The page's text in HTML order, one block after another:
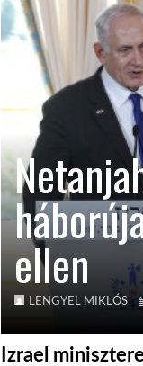
ellen
LENGYEL MIKLÓS
Izrael